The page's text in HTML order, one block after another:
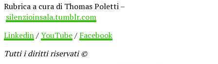
Rubrica a cura di Thomas Poletti –
silenzioinsala.tumblr.com
Linkedin/YouTube/ Facebook
Tutti i diritti riservati ©